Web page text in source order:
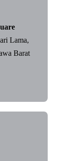
Lama,
Barat